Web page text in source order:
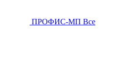
ПРОФИС-МП Все